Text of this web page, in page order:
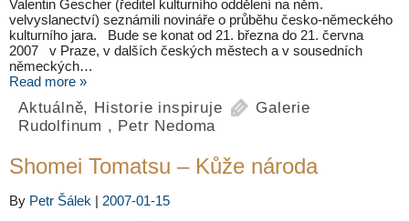
Valentin Gescher (ředitel kulturního oddělení na něm.
velvyslanectví) seznámili novináře o průběhu česko-německého
kulturního jara. Bude se konat od 21. března do 21. června
2007 v Praze, v dalších českých městech a v sousedních
německých…
Read more »
Aktuálně, Historie inspiruje
Galerie
Rudolfinum , Petr Nedoma
Shomei Tomatsu – Kůže národa
By Petr Šálek | 2007-01-15